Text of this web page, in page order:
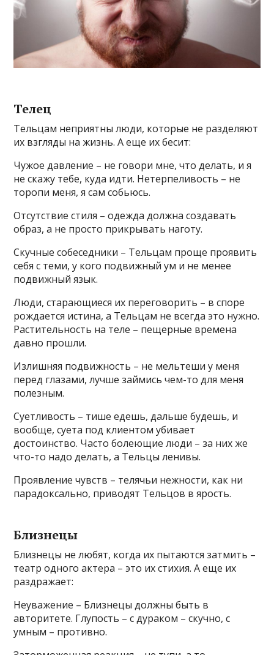
Телец
Тельцам неприятны люди, которые не разделяют
их взгляды на жизнь. А еще их бесит:
Чужое давление – не говори мне, что делать, и я
не скажу тебе, куда идти. Нетерпеливость – не
торопи меня, я сам собьюсь.
Отсутствие стиля – одежда должна создавать
образ, а не просто прикрывать наготу.
Скучные собеседники – Тельцам проще проявить
себя с теми, у кого подвижный ум и не менее
подвижный язык.
Люди, старающиеся их переговорить – в споре
рождается истина, а Тельцам не всегда это нужно.
Растительность на теле – пещерные времена
давно прошли.
Излишняя подвижность – не мельтеши у меня
перед глазами, лучше займись чем-то для меня
полезным.
Суетливость – тише едешь, дальше будешь, и
вообще, суета под клиентом убивает
достоинство. Часто болеющие люди – за них же
что-то надо делать, а Тельцы ленивы.
Проявление чувств – телячьи нежности, как ни
парадоксально, приводят Тельцов в ярость.
Близнецы
Близнецы не любят, когда их пытаются затмить –
театр одного актера – это их стихия. А еще их
раздражает:
Неуважение – Близнецы должны быть в
авторитете. Глупость – с дураком – скучно, с
умным – противно.